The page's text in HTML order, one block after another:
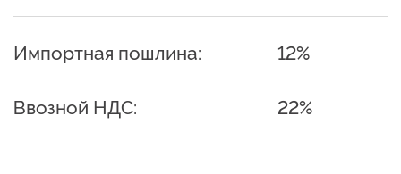
Импортная пошлина: 12%
Ввозной НДС: 22%